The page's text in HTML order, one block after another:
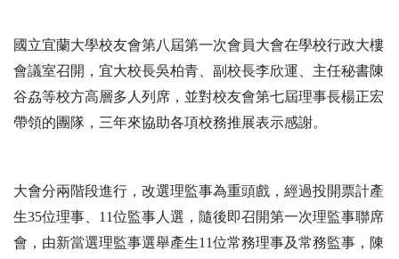
國立宜蘭大學校友會第八屆第一次會員大會在學校行政大樓
會議室召開，宜大校長吳柏青、副校長李欣運、主任秘書陳
谷劦等校方高層多人列席，並對校友會第七屆理事長楊正宏
帶領的團隊，三年來協助各項校務推展表示感謝。
大會分兩階段進行，改選理監事為重頭戲，經過投開票計產
生35位理事、11位監事人選，隨後即召開第一次理監事聯席
會，由新當選理監事選舉產生11位常務理事及常務監事，陳